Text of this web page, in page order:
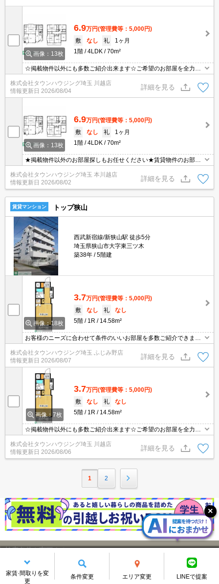
画像：13枚
6.9万円(管理費等：5,000円)
敷
なし 礼
1ヶ月
1階
4LDK 70m²
☆掲載物件以外にも多数ご紹介出来ます☆ご希望のお部屋を全力で
お探しさせて頂きます♪
株式会社タウンハウジング埼玉 川越店
情報更新日 2026/08/04
詳細を見る
画像：13枚
6.9万円(管理費等：5,000円)
敷
なし 礼
1ヶ月
1階
4LDK 70m²
★掲載物件以外のお部屋探しもお任せください★賃貸物件のお部屋
探しはタウンハウジングへ★
株式会社タウンハウジング埼玉 本川越店
情報更新日 2026/08/02
詳細を見る
賃貸マンション トップ狭山
西武新宿線/新狭山駅 徒歩5分
埼玉県狭山市大字東三ツ木
築38年
5階建
画像：18枚
3.7万円(管理費等：5,000円)
敷
なし 礼
なし
5階
1R 14.58m²
お客様のニーズに合わせて条件のいいお部屋を多数ご紹介できます♪
情報数No.1のタウンハウジングまで是非お問い合わせください！
株式会社タウンハウジング埼玉 ふじみ野店
情報更新日 2026/08/07
詳細を見る
画像：7枚
3.7万円(管理費等：5,000円)
敷
なし 礼
なし
5階
1R 14.58m²
☆掲載物件以外にも多数ご紹介出来ます☆ご希望のお部屋を全力で
お探しさせて頂きます♪
株式会社タウンハウジング埼玉 川越店
情報更新日 2026/08/06
詳細を見る
1 2
家賃·間取りを変
更
条件変更 エリア変更 LINEで提案
検索条件を変更する
エリア 狭山市大字東三ツ木 変更する